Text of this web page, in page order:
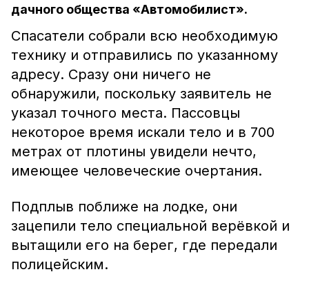
дачного общества «Автомобилист».
Спасатели собрали всю необходимую
технику и отправились по указанному
адресу. Сразу они ничего не
обнаружили, поскольку заявитель не
указал точного места. Пассовцы
некоторое время искали тело и в 700
метрах от плотины увидели нечто,
имеющее человеческие очертания.
Подплыв поближе на лодке, они
зацепили тело специальной верёвкой и
вытащили его на берег, где передали
полицейским.